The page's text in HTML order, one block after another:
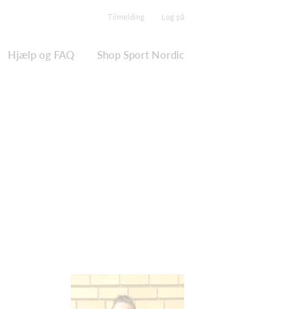
Tilmelding Log på
Hjælp og FAQ Shop Sport Nordic